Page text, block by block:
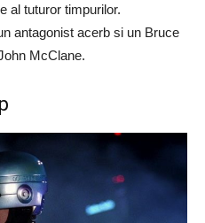
al tuturor timpurilor.
antagonist acerb si un Bruce
McClane.